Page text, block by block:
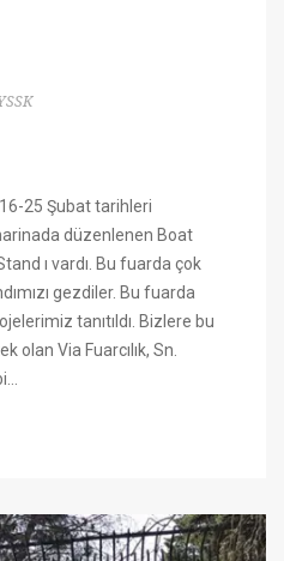
25 Şubat tarihleri
düzenlenen Boat
ı vardı. Bu fuarda çok
gezdiler. Bu fuarda
tanıtıldı. Bizlere bu
Via Fuarcılık, Sn.